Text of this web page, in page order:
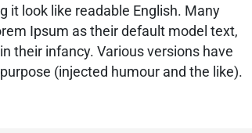
it look like readable English. Many
Ipsum as their default model text,
their infancy. Various versions have
(injected humour and the like).